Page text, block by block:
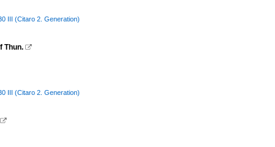
III (Citaro 2. Generation)
Thun. 
III (Citaro 2. Generation)
